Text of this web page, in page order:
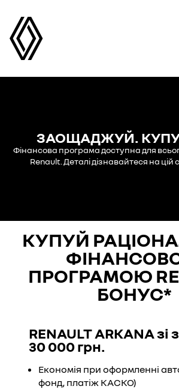
ЗАОЩАДЖУЙ.
Фінансова програма доступна для
Renault. Деталі дізнавайтеся на цій
КУПУЙ
ПРОГРАМОЮ
БОНУС*
RENAULT ARKANA
30 000 грн.
Економія при оформленні
фонд, платіж КАСКО)